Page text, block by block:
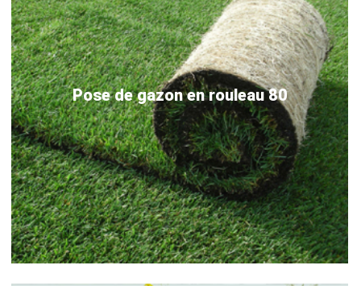
Pose de gazon en rouleau 80